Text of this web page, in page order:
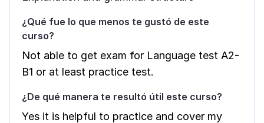
¿Qué fue lo que menos te gustó de este
curso?
Not able to get exam for Language test A2-
B1 or at least practice test.
¿De qué manera te resultó útil este curso?
Yes it is helpful to practice and cover my